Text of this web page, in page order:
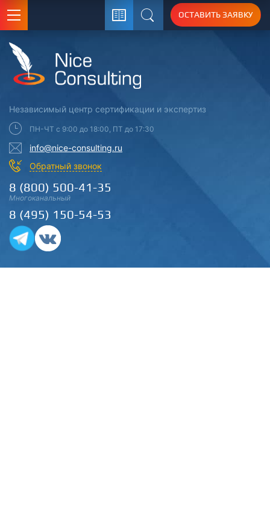
Поиск
ОСТАВИТЬ ЗАЯВКУ
Независимый центр сертификации и экспертиз
ПН-ЧТ с 9:00 до 18:00, ПТ до 17:30
info@nice-consulting.ru
Обратный звонок
8 (800) 500-41-35
Многоканальный
8 (495) 150-54-53